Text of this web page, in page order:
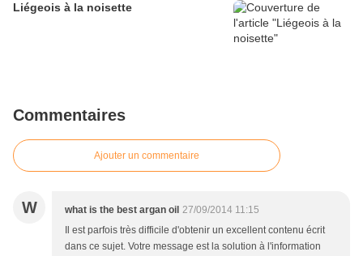
Liégeois à la noisette
Commentaires
Ajouter un commentaire
W what is the best argan oil 27/09/2014 11:15
Il est parfois très difficile d'obtenir un excellent contenu écrit
dans ce sujet. Votre message est la solution à l'information